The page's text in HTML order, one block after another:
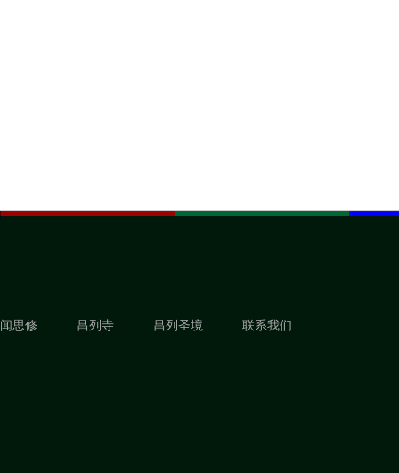
闻思修 昌列寺 昌列圣境 联系我们